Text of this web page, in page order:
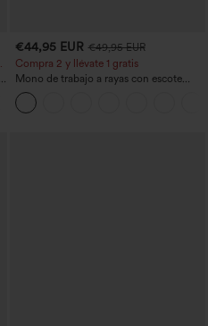
€44,95 EUR €49,95 EUR
Compra 2 y llévate 1 gratis
Mono de trabajo a rayas con escote
barco, sin mangas, lazo lateral, tacto
Cool Touch y bolsillos - Edición Easy
Peezy